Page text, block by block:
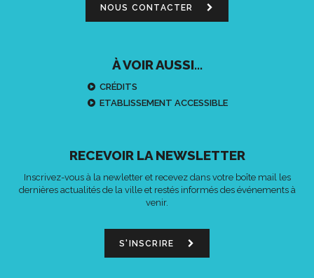
NOUS CONTACTER
À VOIR AUSSI...
CRÉDITS
ETABLISSEMENT ACCESSIBLE
RECEVOIR LA NEWSLETTER
Inscrivez-vous à la newletter et recevez dans votre boîte mail les
dernières actualités de la ville et restés informés des événements à
venir.
S'INSCRIRE